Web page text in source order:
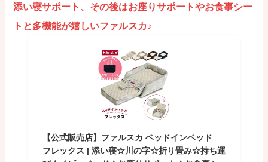
添い寝サポート、その後はお座りサポートやお食事シー
トと多機能が嬉しいファルスカ♪
【公式販売店】ファルスカ ベッドインベッド
フレックス | 添い寝☆川の字☆折り畳み☆持ち運